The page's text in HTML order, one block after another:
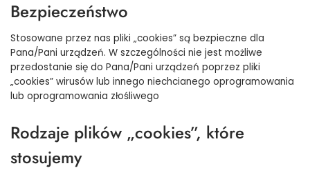
Bezpieczeństwo
Stosowane przez nas pliki „cookies” są bezpieczne dla
Pana/Pani urządzeń. W szczególności nie jest możliwe
przedostanie się do Pana/Pani urządzeń poprzez pliki
„cookies” wirusów lub innego niechcianego oprogramowania
lub oprogramowania złośliwego
Rodzaje plików „cookies”, które
stosujemy